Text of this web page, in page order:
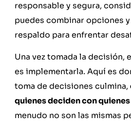
responsable y segura,
puedes combinar opciones
respaldo para enfrentar
Una vez tomada la decisión,
es implementarla. Aquí es
toma de decisiones culmina,
quienes deciden con
menudo no son las mismas